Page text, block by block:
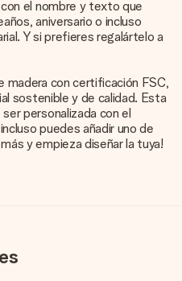
el nombre y texto que
aniversario o incluso
Y si prefieres regalártelo a
madera con certificación FSC,
sostenible y de calidad. Esta
personalizada con el
puedes añadir uno de
y empieza diseñar la tuya!